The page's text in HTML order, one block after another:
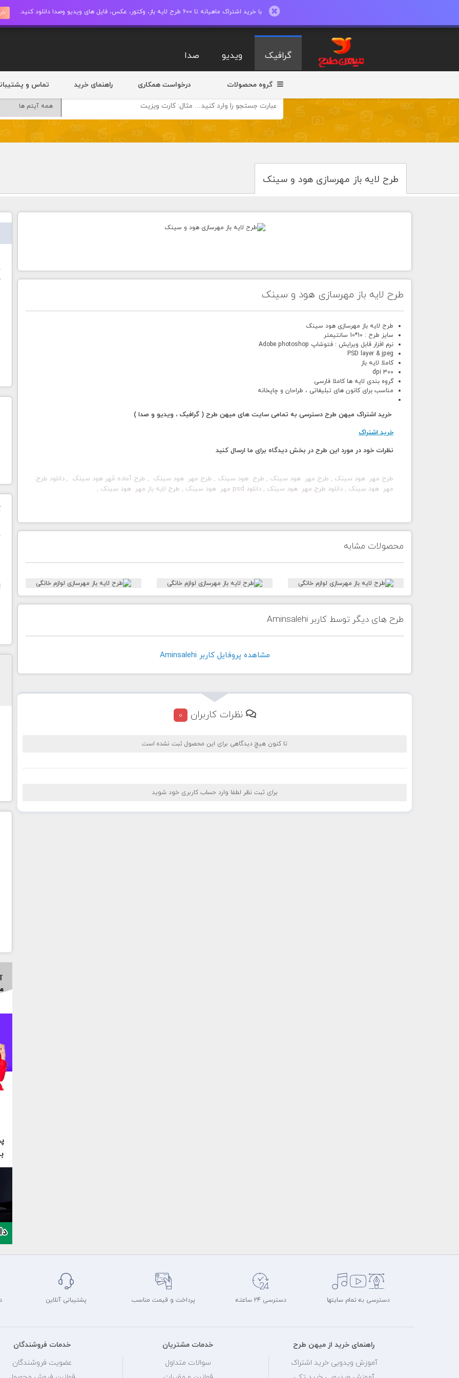
با خرید اشتراک ماهیانه تا 600 طرح لایه باز، وکتور، عکس، فایل های ویدیو وصدا دانلود کنید.
گرافیک ویدیو صدا
گروه محصولات درخواست همکاری راهنمای خرید تماس و
طرح لایه باز مهرسازی هود و سینک
طرح لایه باز مهرسازی هود و سینک
طرح لایه باز مهرسازی هود سینک
سایز طرح : 10*10 سانتیمتر
نرم افزار قابل ویرایش : فتوشاپ Adobe photoshop
PSD layer & jpeg
کاملا لایه باز
300 dpi
گروه بندی لایه ها کاملا فارسی
مناسب برای کانون های تبلیغاتی ، طراحان و چاپخانه
خرید اشتراک میهن طرح دسترسی به تمامی سایت های میهن طرح ( گرافیک ، ویدیو و صدا )
خرید اشتراک
نظرات خود در مورد این طرح در بخش دیدگاه برای ما ارسال کنید
طرح مهر هود سینک , طرح مهر هود سینک , طرح هود سینک , طرح مهر هود سینک , طرح آماده مُهر هود سینک , دانلود طرح
مهر هود سینک , دانلود طرح مهر هود سینک , دانلود psd مهر هود سینک , طرح لایه باز مهر هود سینک ,
محصولات مشابه
طرح های دیگر توسط کاربر Aminsalehi
مشاهده پروفايل کاربر Aminsalehi
نظرات کاربران 0
تا کنون هیچ دیدگاهی برای این محصول ثبت نشده است
برای ثبت نظر لطفا وارد حساب کاربری خود شوید
دسترسی به تمام سایتها دسترسی 24 ساعته پرداخت و قیمت مناسب پشتیبانی آنلاین
راهنمای خرید از میهن طرح
آموزش ویدویی خرید اشتراک
خدمات مشتریان
سوالات متداول
خدمات فروشندگان
عضویت فروشندگان